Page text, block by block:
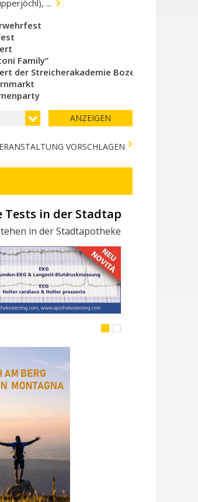
...
Family“
der Streicherakademie Bozen
ANZEIGEN
VORSCHLAGEN
Tests in der Stadtapotheke -
in der Stadtapotheke zur Verfügung:
innen
Milchhof-Teams sein und von